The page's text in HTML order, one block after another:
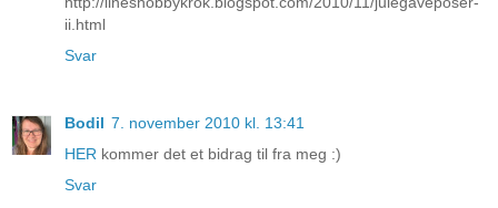
ii.html
Svar
Bodil 7. november 2010 kl. 13:41
HER kommer det et bidrag til fra meg :)
Svar